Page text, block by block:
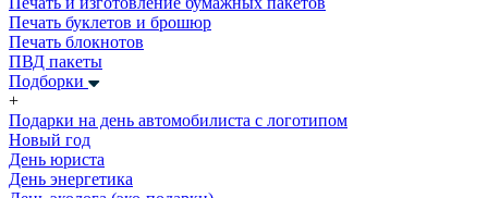
Печать буклетов и брошюр
Печать блокнотов
ПВД пакеты
Подборки
+
Подарки на день автомобилиста с логотипом
Новый год
День юриста
День энергетика